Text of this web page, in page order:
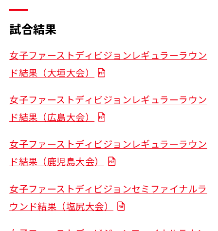
試合結果
女子ファーストディビジョンレギュラーラウン
ド結果（大垣大会）
女子ファーストディビジョンレギュラーラウン
ド結果（広島大会）
女子ファーストディビジョンレギュラーラウン
ド結果（鹿児島大会）
女子ファーストディビジョンセミファイナルラ
ウンド結果（塩尻大会）